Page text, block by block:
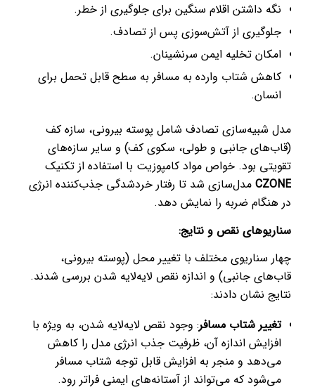
نگه داشتن اقلام سنگین برای جلوگیری از خطر.
جلوگیری از آتش‌سوزی پس از تصادف.
امکان تخلیه ایمن سرنشینان.
کاهش شتاب وارده به مسافر به سطح قابل تحمل برای
انسان.
مدل شبیه‌سازی تصادف شامل پوسته بیرونی، سازه کف
(قاب‌های جانبی و طولی، سکوی کف) و سایر سازه‌های
تقویتی بود. خواص مواد کامپوزیت با استفاده از تکنیک
CZONEمدل‌سازی شد تا رفتار خردشدگی جذب‌کننده انرژی
در هنگام ضربه را نمایش دهد.
سناریوهای نقص و نتایج:
چهار سناریوی مختلف با تغییر محل (پوسته بیرونی،
قاب‌های جانبی) و اندازه نقص لایه‌لایه شدن بررسی شدند.
نتایج نشان دادند:
تغییر شتاب مسافر: وجود نقص لایه‌لایه شدن، به ویژه با
افزایش اندازه آن، ظرفیت جذب انرژی مدل را کاهش
می‌دهد و منجر به افزایش قابل توجه شتاب مسافر
می‌شود که می‌تواند از آستانه‌های ایمنی فراتر رود.